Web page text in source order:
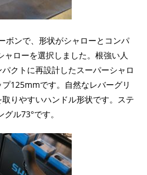
ボンで、形状がシャローとコンパ
ャローを選択しました。根強い人
クトに再設計したスーパーシャロ
125mmです。自然なレバーグリ
りやすいハンドル形状です。ステ
ル73°です。